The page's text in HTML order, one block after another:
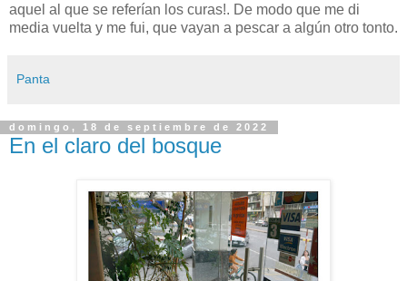
aquel al que se referían los curas!. De modo que me di
media vuelta y me fui, que vayan a pescar a algún otro tonto.
Panta
domingo, 18 de septiembre de 2022
En el claro del bosque